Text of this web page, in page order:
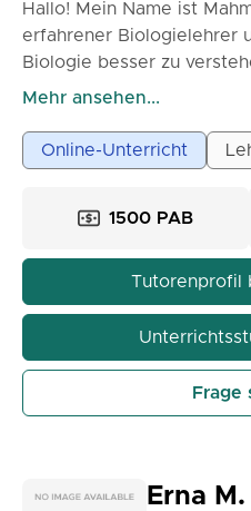
Hallo! Mein Name ist
erfahrener Biologielehrer
Biologie besser zu
werden wir die
Prinzipien. Wir werden
Fakten und Anwendungen
zu vertiefen. Lass uns
Mehr ansehen...
Online-Unterricht
1500 PAB
Tutorenprofil
Frage
Erna M.